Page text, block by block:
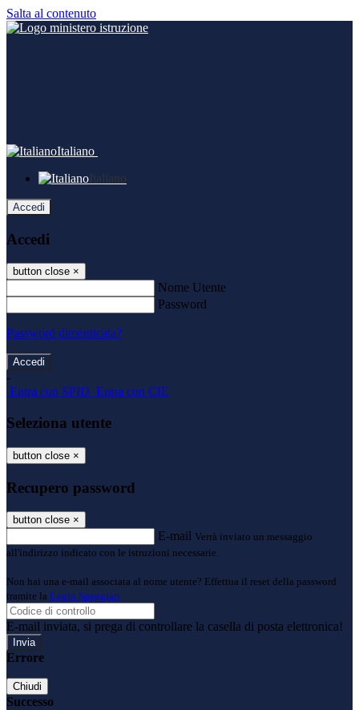
Salta al contenuto
Italiano
Italiano
Accedi
Accedi
button close ×
Nome Utente
Password
Password dimenticata?
-
Entra con SPID Entra con CIE
Seleziona utente
button close ×
Recupero password
button close ×
E-mail Verrà inviato un messaggio
all'indirizzo indicato con le istruzioni necessarie.
Non hai una e-mail associata al nome utente? Effettua il reset della password
tramite la Login Spaggiari
E-mail inviata, si prega di controllare la casella di posta elettronica!
Errore
Chiudi
Successo